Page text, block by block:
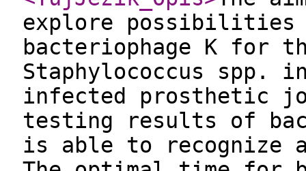
explore
bacteriophage K for
Staphylococcus
infected prosthetic
testing results of
is able to recognize